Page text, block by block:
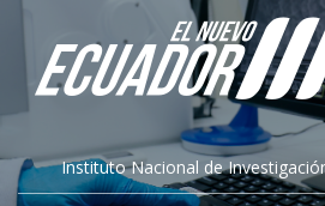
Instituto Nacional de